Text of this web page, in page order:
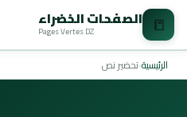
📒 الصفحات الخضراء
Pages Vertes DZ
الرئيسية›تحضير نص